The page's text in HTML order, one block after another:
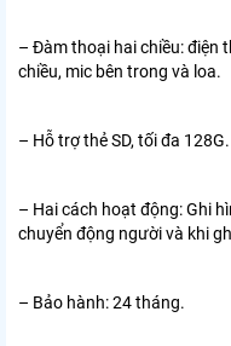
– Đàm thoại hai chiều: điện
chiều, mic bên trong và loa.
– Hỗ trợ thẻ SD, tối đa 128G.
– Hai cách hoạt động: Ghi
chuyển động người và khi
– Bảo hành: 24 tháng.